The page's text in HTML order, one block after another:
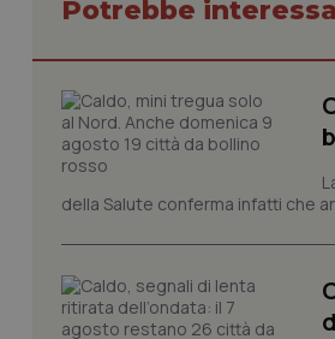
Potrebbe
della Salute conferma infatti che